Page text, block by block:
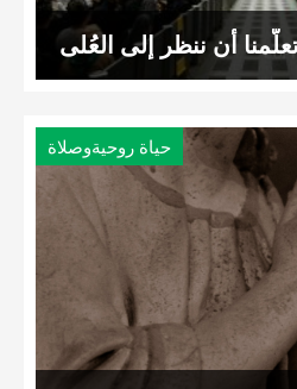
تعلّمنا أن ننظر إلى العُلى
حياة روحيةوصلاة